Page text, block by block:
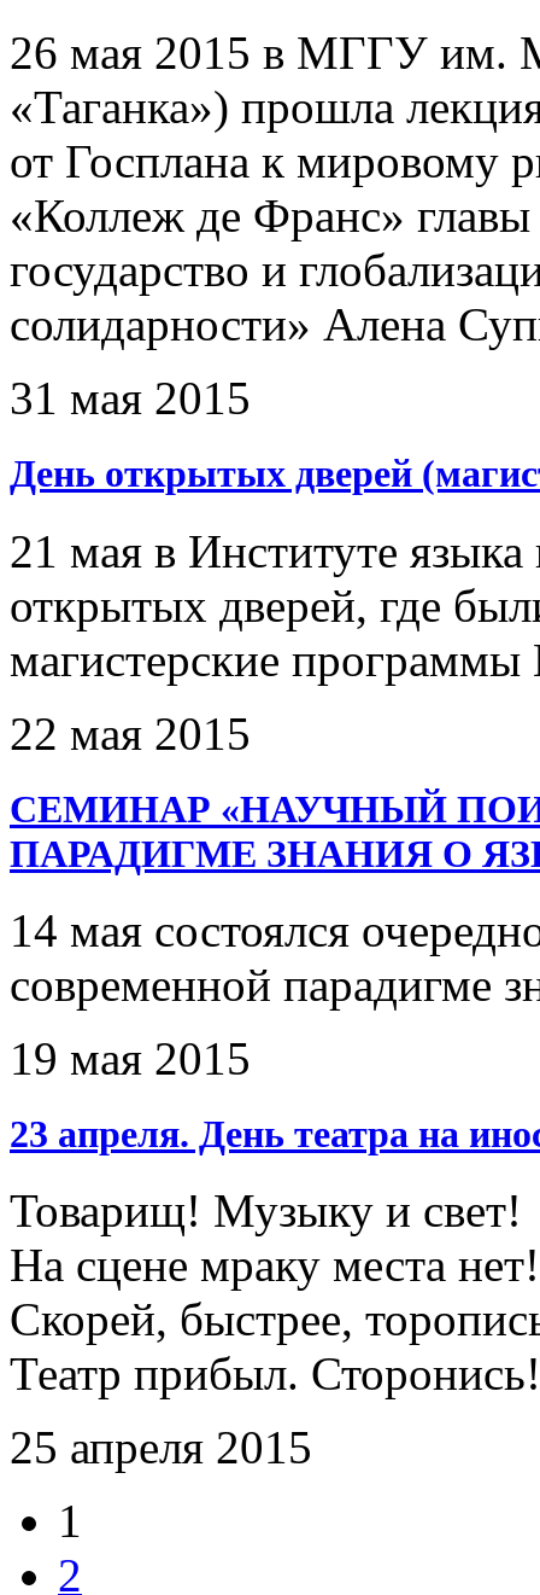
26 мая 2015 в МГГУ им.
«Таганка») прошла
от Госплана к мировому
«Коллеж де Франс»
государство и
солидарности» Алена
31 мая 2015
День открытых дверей
21 мая в Институте
открытых дверей, где
магистерские программы
22 мая 2015
CЕМИНАР «НАУЧНЫЙ
ПАРАДИГМЕ ЗНАНИЯ О
14 мая состоялся
современной парадигме
19 мая 2015
23 апреля. День театра на
Товарищ! Музыку и свет!
На сцене мраку места нет!
Скорей, быстрее,
Театр прибыл.
25 апреля 2015
1
2